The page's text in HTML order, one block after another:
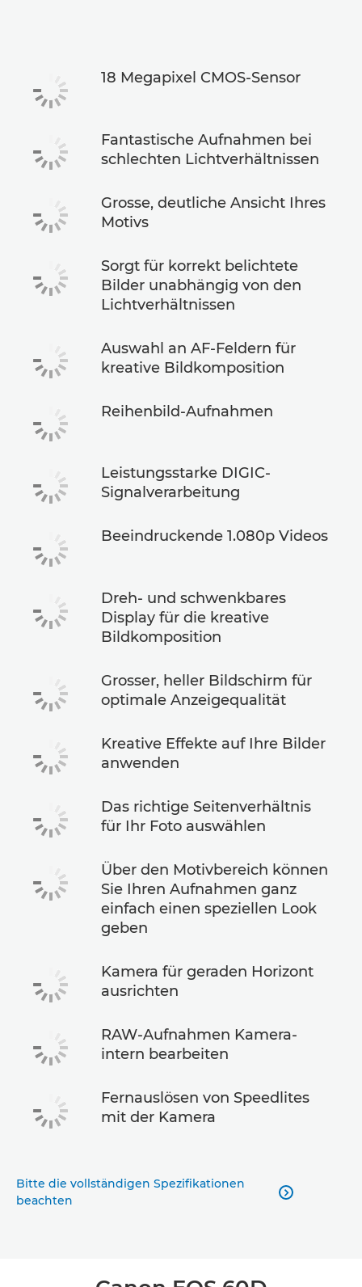
18 Megapixel CMOS-Sensor
Fantastische Aufnahmen bei
schlechten Lichtverhältnissen
Grosse, deutliche Ansicht Ihres
Motivs
Sorgt für korrekt belichtete
Bilder unabhängig von den
Lichtverhältnissen
Auswahl an AF-Feldern für
kreative Bildkomposition
Reihenbild-Aufnahmen
Leistungsstarke DIGIC-
Signalverarbeitung
Beeindruckende 1.080p Videos
Dreh- und schwenkbares
Display für die kreative
Bildkomposition
Grosser, heller Bildschirm für
optimale Anzeigequalität
Kreative Effekte auf Ihre Bilder
anwenden
Das richtige Seitenverhältnis
für Ihr Foto auswählen
Über den Motivbereich können
Sie Ihren Aufnahmen ganz
einfach einen speziellen Look
geben
Kamera für geraden Horizont
ausrichten
RAW-Aufnahmen Kamera-
intern bearbeiten
Fernauslösen von Speedlites
mit der Kamera
Bitte die vollständigen Spezifikationen
beachten
